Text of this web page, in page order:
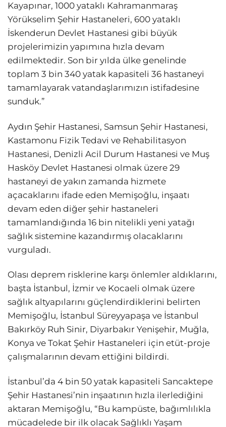
Kayapınar, 1000 yataklı Kahramanmaraş
Yörükselim Şehir Hastaneleri, 600 yataklı
İskenderun Devlet Hastanesi gibi büyük
projelerimizin yapımına hızla devam
edilmektedir. Son bir yılda ülke genelinde
toplam 3 bin 340 yatak kapasiteli 36 hastaneyi
tamamlayarak vatandaşlarımızın istifadesine
sunduk.”
Aydın Şehir Hastanesi, Samsun Şehir Hastanesi,
Kastamonu Fizik Tedavi ve Rehabilitasyon
Hastanesi, Denizli Acil Durum Hastanesi ve Muş
Hasköy Devlet Hastanesi olmak üzere 29
hastaneyi de yakın zamanda hizmete
açacaklarını ifade eden Memişoğlu, inşaatı
devam eden diğer şehir hastaneleri
tamamlandığında 16 bin nitelikli yeni yatağı
sağlık sistemine kazandırmış olacaklarını
vurguladı.
Olası deprem risklerine karşı önlemler aldıklarını,
başta İstanbul, İzmir ve Kocaeli olmak üzere
sağlık altyapılarını güçlendirdiklerini belirten
Memişoğlu, İstanbul Süreyyapaşa ve İstanbul
Bakırköy Ruh Sinir, Diyarbakır Yenişehir, Muğla,
Konya ve Tokat Şehir Hastaneleri için etüt-proje
çalışmalarının devam ettiğini bildirdi.
İstanbul’da 4 bin 50 yatak kapasiteli Sancaktepe
Şehir Hastanesi’nin inşaatının hızla ilerlediğini
aktaran Memişoğlu, “Bu kampüste, bağımlılıkla
mücadelede bir ilk olacak Sağlıklı Yaşam